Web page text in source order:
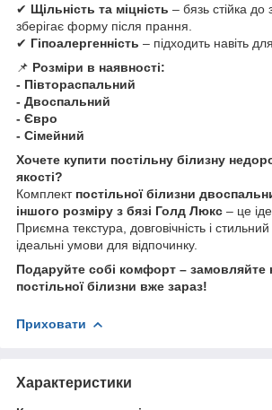
✔ Щільність та міцність – бязь стійка до
зберігає форму після прання.
✔ Гіпоалергенність – підходить навіть
📌 Розміри в наявності:
- Півтораспальний
- Двоспальний
- Євро
- Сімейний
Хочете купити постільну білизну
якості?
Комплект постільної білизни
іншого розміру з бязі Голд Люкс – це
Приємна текстура, довговічність і
ідеальні умови для відпочинку.
Подаруйте собі комфорт – замовляйте
постільної білизни вже зараз!
Приховати
Характеристики